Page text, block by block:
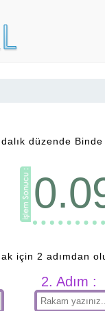
düzende
için 2 adımdan
2. Adım :